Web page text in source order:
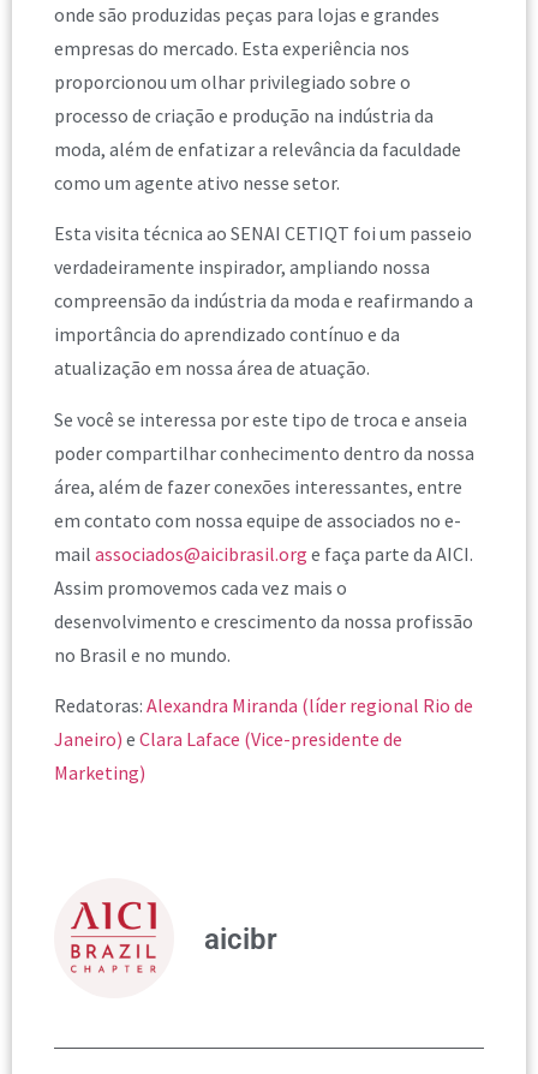
onde são produzidas peças para lojas e grandes
empresas do mercado. Esta experiência nos
proporcionou um olhar privilegiado sobre o
processo de criação e produção na indústria da
moda, além de enfatizar a relevância da faculdade
como um agente ativo nesse setor.
Esta visita técnica ao SENAI CETIQT foi um passeio
verdadeiramente inspirador, ampliando nossa
compreensão da indústria da moda e reafirmando a
importância do aprendizado contínuo e da
atualização em nossa área de atuação.
Se você se interessa por este tipo de troca e anseia
poder compartilhar conhecimento dentro da nossa
área, além de fazer conexões interessantes, entre
em contato com nossa equipe de associados no e-
mail associados@aicibrasil.org e faça parte da AICI.
Assim promovemos cada vez mais o
desenvolvimento e crescimento da nossa profissão
no Brasil e no mundo.
Redatoras: Alexandra Miranda (líder regional Rio de
Janeiro) e Clara Laface (Vice-presidente de
Marketing)
aicibr